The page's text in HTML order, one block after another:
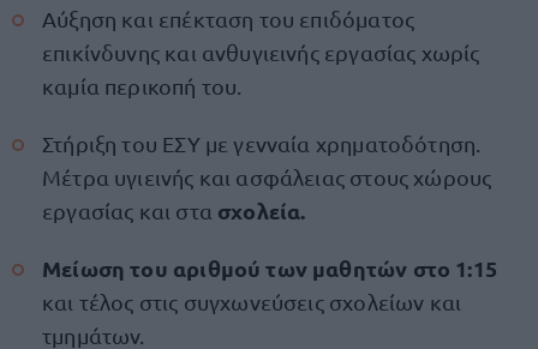
Αύξηση και επέκταση του επιδόματος
επικίνδυνης και ανθυγιεινής εργασίας χωρίς
καμία περικοπή του.
Στήριξη του ΕΣΥ με γενναία χρηματοδότηση.
Μέτρα υγιεινής και ασφάλειας στους χώρους
εργασίας και στα σχολεία.
Μείωση του αριθμού των μαθητών στο 1:15
και τέλος στις συγχωνεύσεις σχολείων και
τμημάτων.